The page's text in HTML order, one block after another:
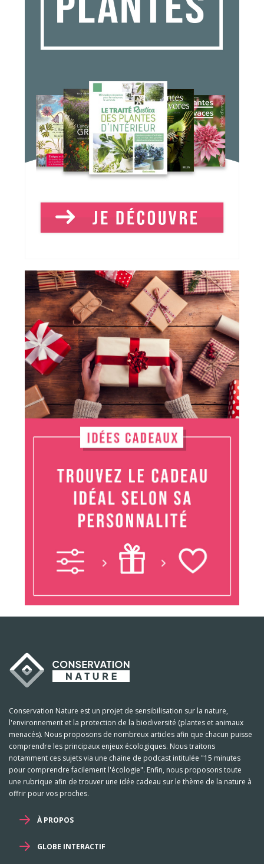
Conservation Nature est un projet de sensibilisation sur la nature,
l'environnement et la protection de la biodiversité (plantes et animaux
menacés). Nous proposons de nombreux articles afin que chacun puisse
comprendre les principaux enjeux écologiques. Nous traitons
notamment ces sujets via une chaine de podcast intitulée "15 minutes
pour comprendre facilement l'écologie". Enfin, nous proposons toute
une rubrique afin de trouver une idée cadeau sur le thème de la nature à
offrir pour vos proches.
À PROPOS
GLOBE INTERACTIF